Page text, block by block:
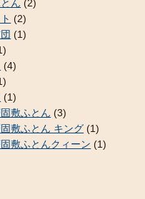
ん (2)
(2)
(1)
(4)
(1)
敷ふとん (3)
敷ふとん キング (1)
敷ふとんクィーン (1)